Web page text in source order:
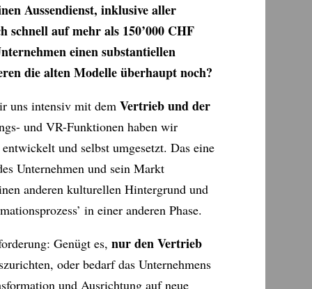
Aussendienst, inklusive aller
schnell auf mehr als 150’000 CHF
einen substantiellen
die alten Modelle überhaupt noch?
uns intensiv mit demVertrieb und der
und VR-Funktionen haben wir
und selbst umgesetzt. Das eine
Unternehmen und sein Markt
anderen kulturellen Hintergrund und
in einer anderen Phase.
Genügt es,nur den Vertrieb
oder bedarf das Unternehmens
und Ausrichtung auf neue